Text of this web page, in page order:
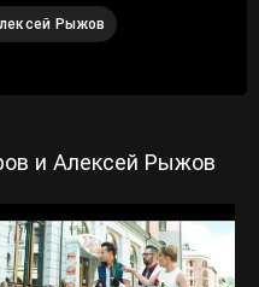
Рыжов
и Алексей Рыжов